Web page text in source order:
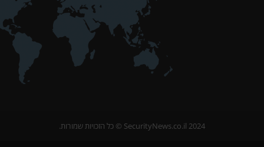
2024 SecurityNews.co.il ©️ כל הזכויות שמורות.